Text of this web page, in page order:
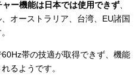
ャー機能は日本では使用できず
オーストラリア、台湾、EU諸国
帯の技適が取得できず、機能
るようです。